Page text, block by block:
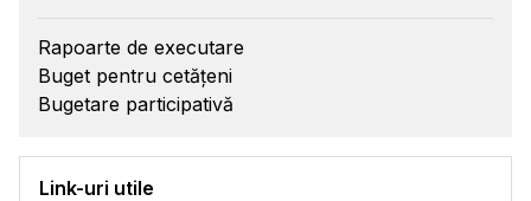
Rapoarte de executare
Buget pentru cetățeni
Bugetare participativă
Link-uri utile